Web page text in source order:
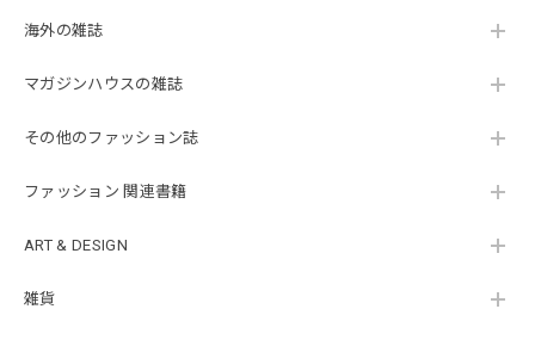
海外の雑誌
マガジンハウスの雑誌
その他のファッション誌
ファッション 関連書籍
ART & DESIGN
雑貨